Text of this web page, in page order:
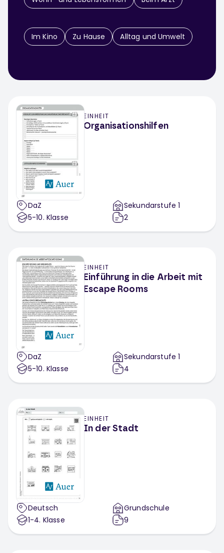
Im Kino Zu Hause Alltag und Umwelt
EINHEIT
Organisationshilfen
DaZ
5-10. Klasse
Sekundarstufe 1
2
EINHEIT
Einführung in die Arbeit mit
Escape Rooms
DaZ
5-10. Klasse
Sekundarstufe 1
4
EINHEIT
In der Stadt
Deutsch
1-4. Klasse
Grundschule
9